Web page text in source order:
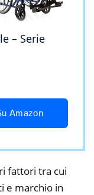
– Serie
Amazon
fattori tra cui
e marchio in